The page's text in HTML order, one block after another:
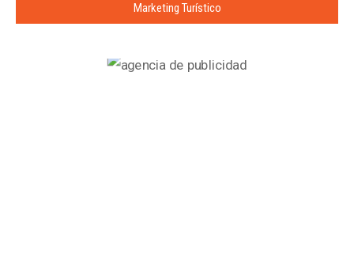
Marketing Turístico